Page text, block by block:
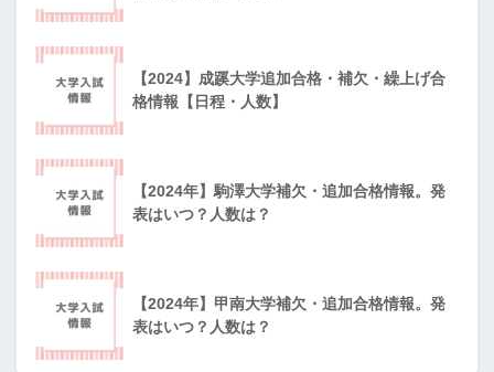
【2024】成蹊大学追加合格・補欠・繰上げ合
格情報【日程・人数】
【2024年】駒澤大学補欠・追加合格情報。発
表はいつ？人数は？
【2024年】甲南大学補欠・追加合格情報。発
表はいつ？人数は？